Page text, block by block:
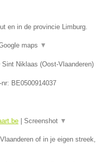
en in de provincie Limburg.
maps ▼
Sint Niklaas (Oost-Vlaanderen)
BE0500914037
Screenshot ▼
of in je eigen streek,